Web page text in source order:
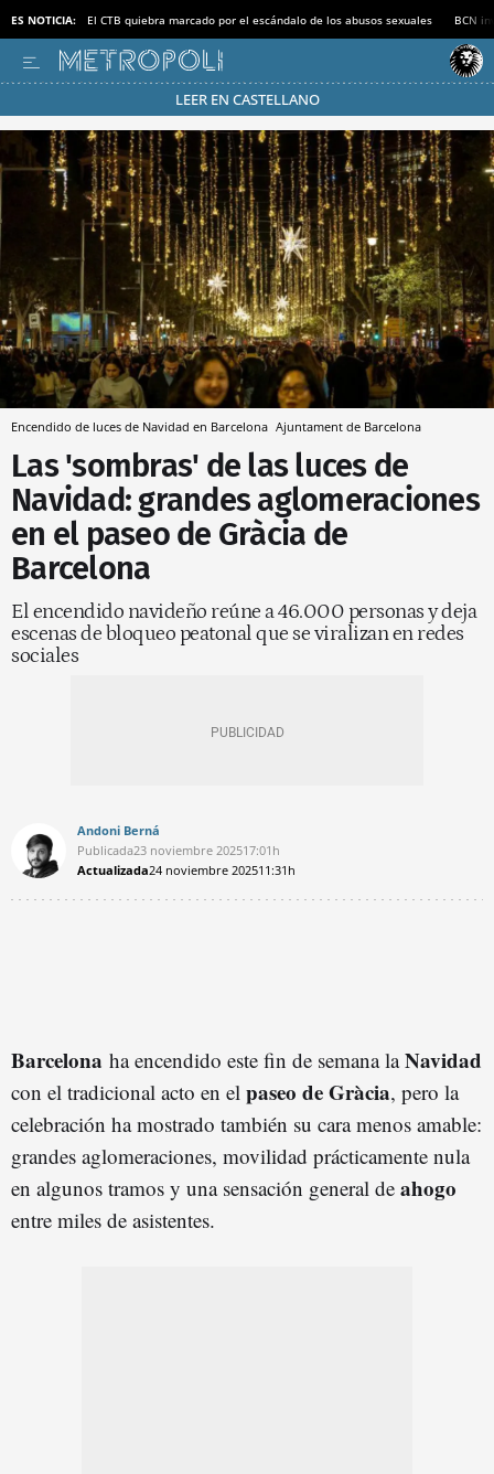
ES NOTICIA: El CTB quiebra marcado por el escándalo de los abusos sexuales BCN
LEER EN CASTELLANO
Pásate al MODO AHORRO
Encendido de luces de Navidad en Barcelona Ajuntament de Barcelona
Las 'sombras' de las luces de
Navidad: grandes aglomeraciones
en el paseo de Gràcia de
Barcelona
El encendido navideño reúne a 46.000 personas y deja
escenas de bloqueo peatonal que se viralizan en redes
sociales
Andoni Berná
Publicada23 noviembre 202517:01h
Actualizada24 noviembre 202511:31h
Barcelona ha encendido este fin de semana laNavidad
con el tradicional acto en el paseo de Gràcia, pero la
celebración ha mostrado también su cara menos amable:
grandes aglomeraciones, movilidad prácticamente nula
en algunos tramos y una sensación general de ahogo
entre miles de asistentes.